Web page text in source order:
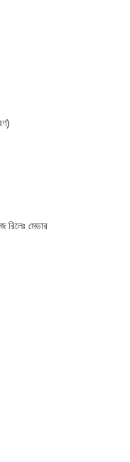
রিলেঃ মেডার